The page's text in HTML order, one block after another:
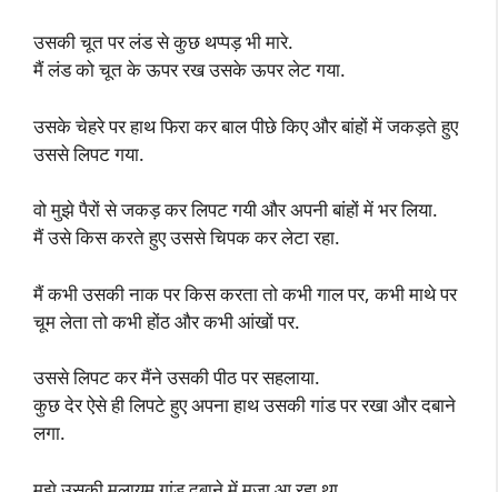
उसकी चूत पर लंड से कुछ थप्पड़ भी मारे.
मैं लंड को चूत के ऊपर रख उसके ऊपर लेट गया.
उसके चेहरे पर हाथ फिरा कर बाल पीछे किए और बांहों में जकड़ते हुए
उससे लिपट गया.
वो मुझे पैरों से जकड़ कर लिपट गयी और अपनी बांहों में भर लिया.
मैं उसे किस करते हुए उससे चिपक कर लेटा रहा.
मैं कभी उसकी नाक पर किस करता तो कभी गाल पर, कभी माथे पर
चूम लेता तो कभी होंठ और कभी आंखों पर.
उससे लिपट कर मैंने उसकी पीठ पर सहलाया.
कुछ देर ऐसे ही लिपटे हुए अपना हाथ उसकी गांड पर रखा और दबाने
लगा.